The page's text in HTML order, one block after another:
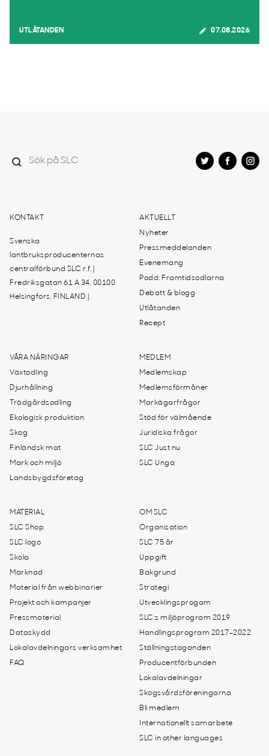
UTLÅTANDEN 07.08.2026
KONTAKT
Svenska
lantbruksproducenternas
centralförbund SLC r.f. |
Fredriksgatan 61 A 34, 00100
Helsingfors, FINLAND |
AKTUELLT
Nyheter
Pressmeddelanden
Evenemang
Podd: Framtidsodlarna
Debatt & blogg
Utlåtanden
Recept
VÅRA NÄRINGAR
Växtodling
Djurhållning
Trädgårdsodling
Ekologisk produktion
Skog
Finländsk mat
Mark och miljö
Landsbygdsföretag
MEDLEM
Medlemskap
Medlemsförmåner
Markägarfrågor
Stöd för välmående
Juridiska frågor
SLC Just nu
SLC Unga
MATERIAL
SLC Shop
SLC logo
Skola
Marknad
Material från webbinarier
Projekt och kampanjer
Pressmaterial
Dataskydd
Lokalavdelningars verksamhet
FAQ
OM SLC
Organisation
SLC 75 år
Uppgift
Bakgrund
Strategi
Utvecklingsprogam
SLC:s miljöprogram 2019
Handlingsprogram 2017-2022
Ställningstaganden
Producentförbunden
Lokalavdelningar
Skogsvårdsföreningarna
Bli medlem
Internationellt samarbete
SLC in other languages